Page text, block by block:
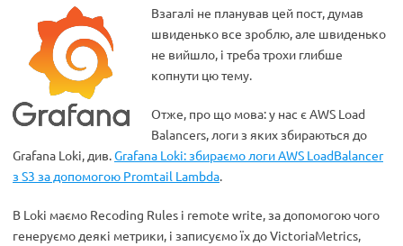
Взагалі не планував цей пост, думав
швиденько все зроблю, але швиденько
не вийшло, і треба трохи глибше
копнути цю тему.
Отже, про що мова: у нас є AWS Load
Balancers, логи з яких збираються до
Grafana Loki, див.Grafana Loki: збираємо логи AWS LoadBalancer
з S3 за допомогою Promtail Lambda.
В Loki маємо Recoding Rules і remote write, за допомогою чого
генеруємо деякі метрики, і записуємо їх до VictoriaMetrics,